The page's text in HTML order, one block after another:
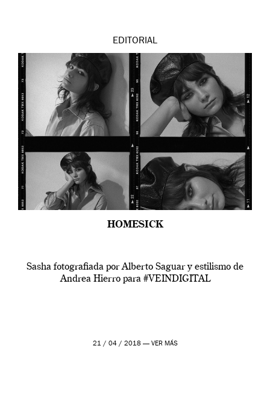
EDITORIAL
HOMESICK
Sasha fotografiada por Alberto Saguar y estilismo de
Andrea Hierro para #VEINDIGITAL
21 / 04 / 2018 — VER MÁS